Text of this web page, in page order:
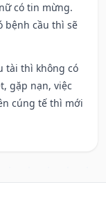
có tin mừng.
bệnh cầu thì sẽ
tài thì không có
gặp nạn, việc
cúng tế thì mới